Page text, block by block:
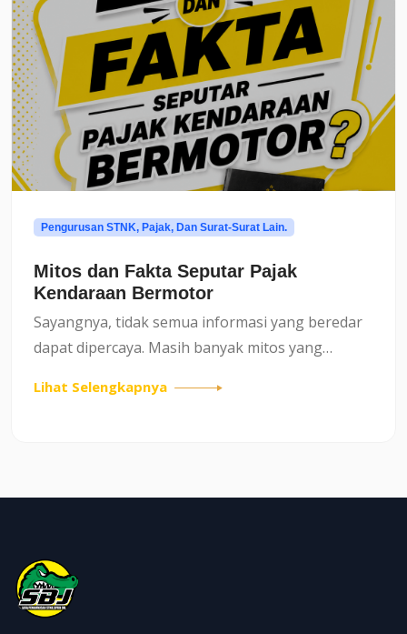
Pengurusan STNK, Pajak, Dan Surat-Surat Lain.
Mitos dan Fakta Seputar Pajak
Kendaraan Bermotor
Sayangnya, tidak semua informasi yang beredar
dapat dipercaya. Masih banyak mitos yang
perpajakan kendaraan, sehingga berpotensi
Lihat Selengkapnya